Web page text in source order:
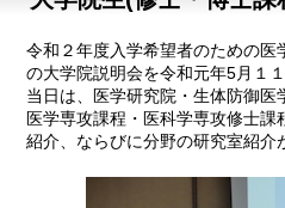
令和２年度入学希望者のための
の大学院説明会を令和元年5月１
当日は、医学研究院・生体防御
医学専攻課程・医科学専攻修士
紹介、ならびに分野の研究室紹介